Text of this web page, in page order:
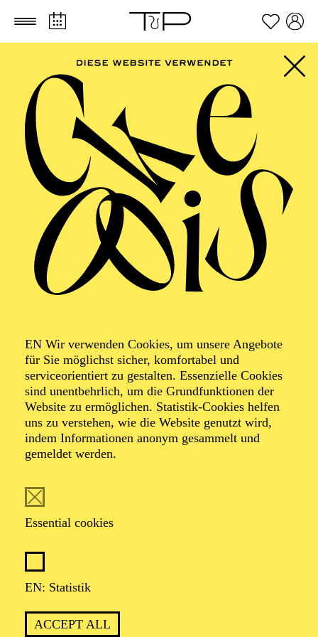
Zum Hauptinhalt springen Zum Footer springen
EN Wir verwenden Cookies, um unsere Angebote
für Sie möglichst sicher, komfortabel und
serviceorientiert zu gestalten. Essenzielle Cookies
sind unentbehrlich, um die Grundfunktionen der
Website zu ermöglichen. Statistik-Cookies helfen
uns zu verstehen, wie die Website genutzt wird,
indem Informationen anonym gesammelt und
gemeldet werden.
Essential cookies
EN: Statistik
ACCEPT ALL
FOLLOW US ON SOCIAL MEDIA
Supported by
ORDER TICKETS +49 201 81 22-200
THEATER UND PHILHARMONIE ESSEN GMBH
OPERNPLATZ 10 — 45128 ESSEN